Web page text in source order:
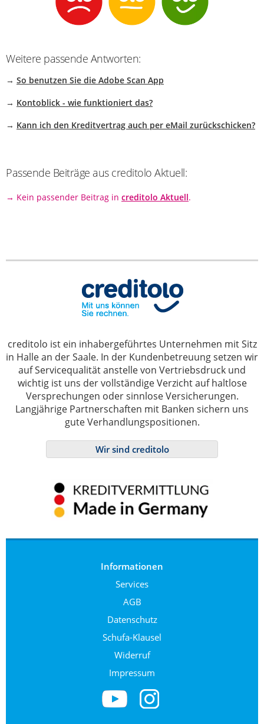
Weitere passende Antworten:
→ So benutzen Sie die Adobe Scan App
→ Kontoblick - wie funktioniert das?
→ Kann ich den Kreditvertrag auch per eMail zurückschicken?
Passende Beiträge aus creditolo Aktuell:
→ Kein passender Beitrag in creditolo Aktuell.
creditolo ist ein inhabergeführtes Unternehmen mit Sitz
in Halle an der Saale. In der Kundenbetreuung setzen wir
auf Servicequalität anstelle von Vertriebsdruck und
wichtig ist uns der vollständige Verzicht auf haltlose
Versprechungen oder sinnlose Versicherungen.
Langjährige Partnerschaften mit Banken sichern uns
gute Verhandlungspositionen.
Wir sind creditolo
Informationen
Services
AGB
Datenschutz
Schufa-Klausel
Widerruf
Impressum